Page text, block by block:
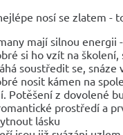
nosí se zlatem -
mají silnou energii
si ho vzít na
soustředit se,
nosit kámen na
Potěšení z dovolené
prostředí a
lásku